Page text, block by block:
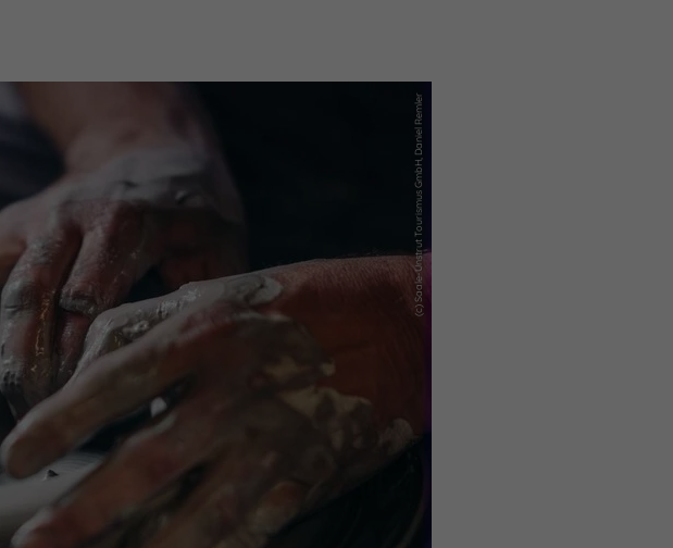
(c) Saale-Unstrut Tourismus GmbH, Daniel Remler